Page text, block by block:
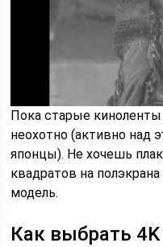
Пока старые
неохотно (активно над
японцы). Не хочешь
квадратов на
модель.
Как выбрать 4K